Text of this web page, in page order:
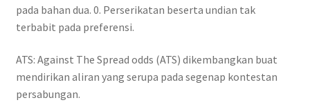
pada bahan dua. 0. Perserikatan beserta undian tak
terbabit pada preferensi.
ATS: Against The Spread odds (ATS) dikembangkan buat
mendirikan aliran yang serupa pada segenap kontestan
persabungan.